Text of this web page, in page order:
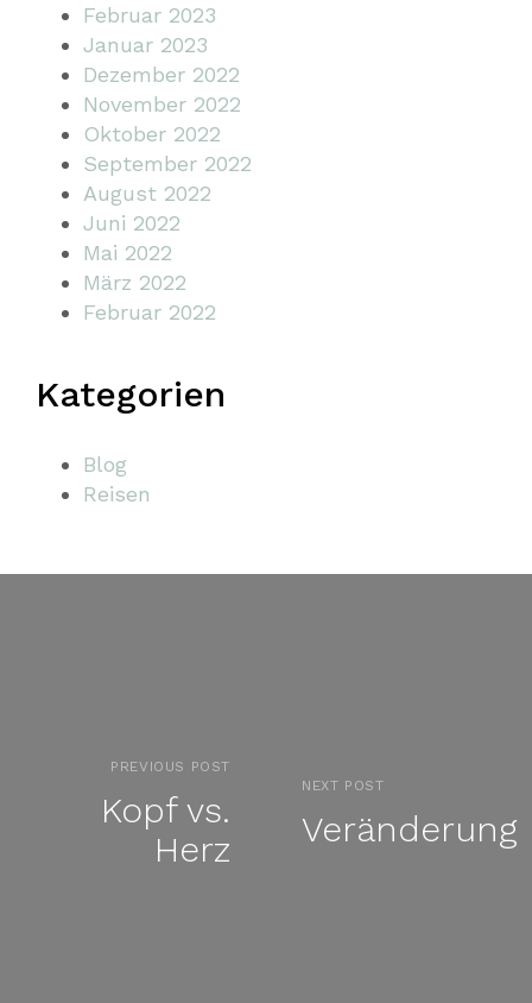
Februar 2023
Januar 2023
Dezember 2022
November 2022
Oktober 2022
September 2022
August 2022
Juni 2022
Mai 2022
März 2022
Februar 2022
Kategorien
Blog
Reisen
PREVIOUS POST
Kopf vs.
Herz
NEXT POST
Veränderung